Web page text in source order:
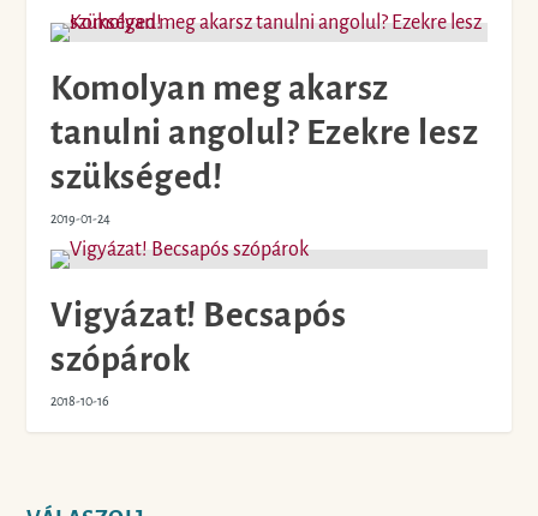
Komolyan meg akarsz
tanulni angolul? Ezekre lesz
szükséged!
2019-01-24
Vigyázat! Becsapós
szópárok
2018-10-16